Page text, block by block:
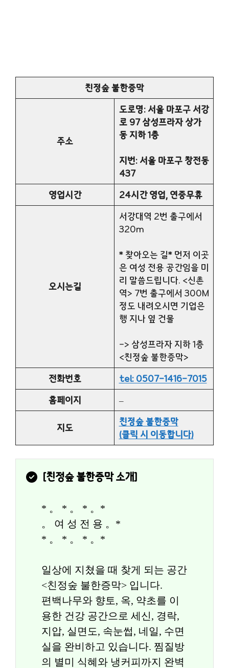
친정숲 불한증막
주소
도로명: 서울 마포구 서강
로 97 삼성프라자 상가
동 지하 1층
지번: 서울 마포구 창전동
437
영업시간
24시간 영업, 연중무휴
오시는길
서강대역 2번 출구에서
320m
* 찾아오는 길* 먼저 이곳
은 여성 전용 공간임을 미
리 말씀드립니다. <신촌
역> 7번 출구에서 300M
정도 내려오시면 기업은
행 지나 옆 건물
-> 삼성프라자 지하 1층
<친정숲 불한증막>
전화번호
tel: 0507-1416-7015
홈페이지
–
지도
친정숲 불한증막
(클릭 시 이동합니다)
[친정숲 불한증막 소개]
* 。 * 。 * 。*
。 여 성 전 용 。*
* 。 * 。 * 。*
일상에 지쳤을 때 찾게 되는 공간
<친정숲 불한증막> 입니다.
편백나무와 향토, 옥, 약초를 이
용한 건강 공간으로 세신, 경락,
지압, 실면도, 속눈썹, 네일, 수면
실을 완비하고 있습니다. 찜질방
의 별미 식혜와 냉커피까지 완벽